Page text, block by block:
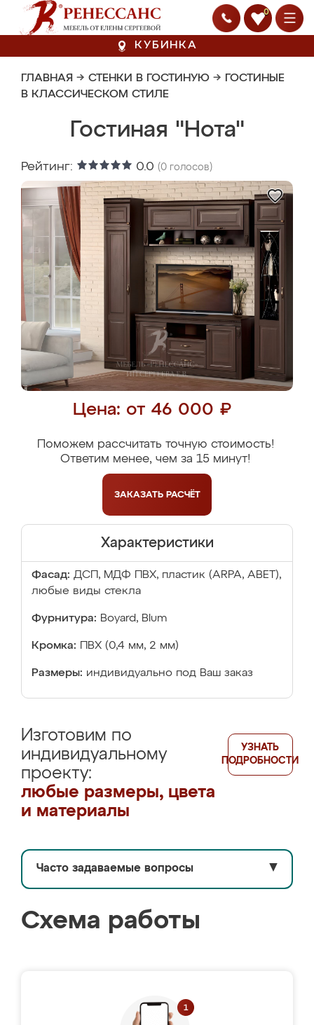
0
КУБИНКА
ГЛАВНАЯ → СТЕНКИ В ГОСТИНУЮ → ГОСТИНЫЕ
В КЛАССИЧЕСКОМ СТИЛЕ
Гостиная "Нота"
Рейтинг: 0.0 (0 голосов)
Цена: от 46 000 ₽
Поможем рассчитать точную стоимость!
Ответим менее, чем за 15 минут!
ЗАКАЗАТЬ РАСЧЁТ
Характеристики
Фасад: ДСП, МДФ ПВХ, пластик (ARPA, ABET),
любые виды стекла
Фурнитура: Boyard, Blum
Кромка: ПВХ (0,4 мм, 2 мм)
Размеры: индивидуально под Ваш заказ
Изготовим по
индивидуальному
проекту:
любые размеры, цвета
и материалы
УЗНАТЬ
ПОДРОБНОСТИ
Часто задаваемые вопросы ▼
Схема работы